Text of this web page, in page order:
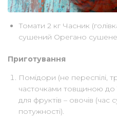
Томати 2 кг Часник
сушений Орегано сушене
Приготування
Помідори (не переспілі,
часточками товщиною до
для фруктів – овочів (час
потужності).